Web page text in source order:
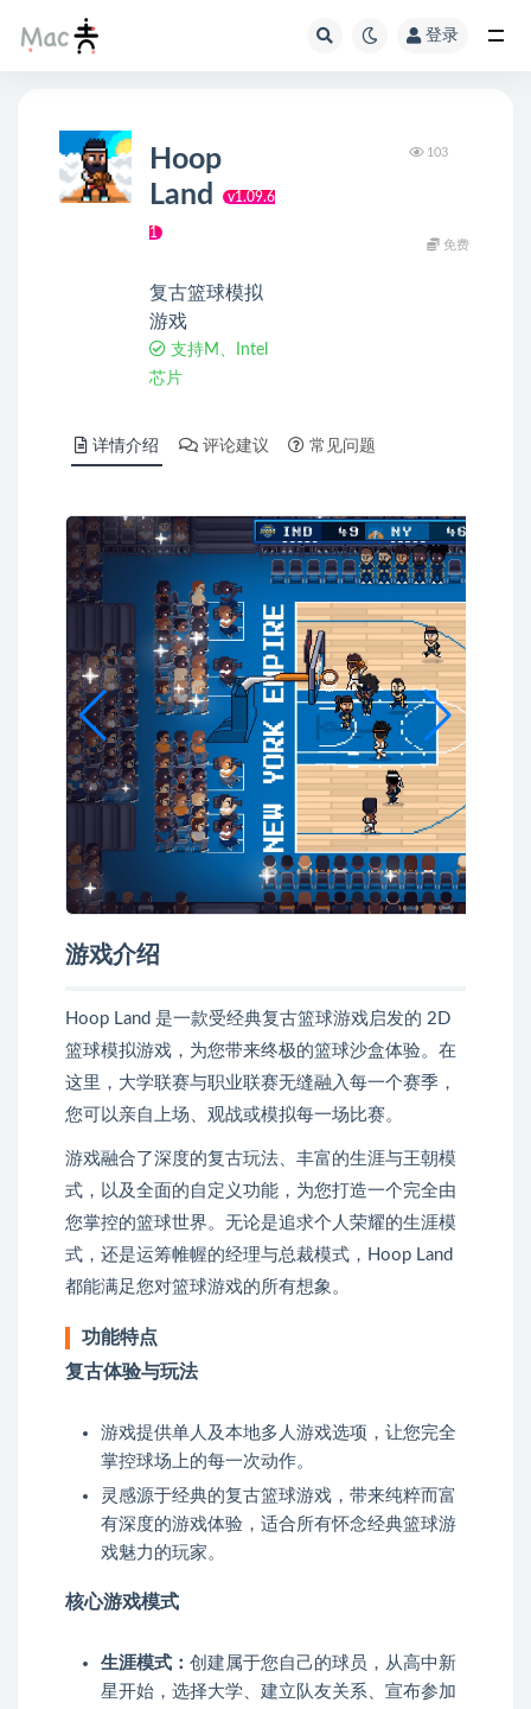
登录
Hoop
Land
v1.09.6
1
复古篮球模拟
游戏
支持M、Intel
芯片
103
免费
详情介绍 评论建议 常见问题
游戏介绍
Hoop Land 是一款受经典复古篮球游戏启发的 2D
篮球模拟游戏，为您带来终极的篮球沙盒体验。在
这里，大学联赛与职业联赛无缝融入每一个赛季，
您可以亲自上场、观战或模拟每一场比赛。
游戏融合了深度的复古玩法、丰富的生涯与王朝模
式，以及全面的自定义功能，为您打造一个完全由
您掌控的篮球世界。无论是追求个人荣耀的生涯模
式，还是运筹帷幄的经理与总裁模式，Hoop Land
都能满足您对篮球游戏的所有想象。
功能特点
复古体验与玩法
游戏提供单人及本地多人游戏选项，让您完全
掌控球场上的每一次动作。
灵感源于经典的复古篮球游戏，带来纯粹而富
有深度的游戏体验，适合所有怀念经典篮球游
戏魅力的玩家。
核心游戏模式
生涯模式： 创建属于您自己的球员，从高中新
星开始，选择大学、建立队友关系、宣布参加